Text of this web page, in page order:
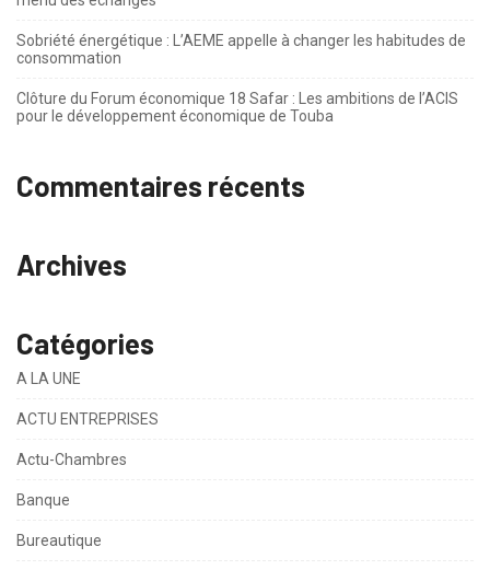
Sobriété énergétique : L’AEME appelle à changer les habitudes de
consommation
Clôture du Forum économique 18 Safar : Les ambitions de l’ACIS
pour le développement économique de Touba
Commentaires récents
Archives
Catégories
A LA UNE
ACTU ENTREPRISES
Actu-Chambres
Banque
Bureautique